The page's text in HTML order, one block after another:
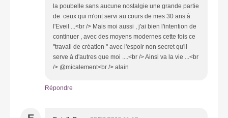
la poubelle sans aucune nostalgie une grande partie
de ceux qui m'ont servi au cours de mes 30 ans à
l'Eveil ...<br /> Mais moi aussi , j'ai bien l'intention de
continuer , avec des moyens modernes cette fois ce
"travail de création " avec l'espoir non secret qu'il
serve à d'autres que moi ....<br /> Ainsi va la vie ...<br
/> @micalement<br /> alain
Répondre